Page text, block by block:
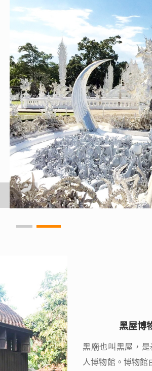
黑屋博
黑廟也叫黑屋，是
人博物館。博物館
黑屋博
黑廟也叫黑屋，是
人博物館。博物館